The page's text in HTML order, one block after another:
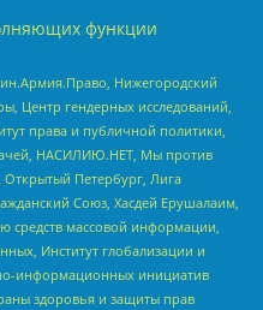
функции
Нижегородский
Центр гендерных исследований,
права и публичной политики,
НАСИЛИЮ.НЕТ, Мы против
Петербург, Лига
Союз, Хасдей Ерушалаим,
средств массовой информации,
Институт глобализации и
информационных инициатив
здоровья и защиты прав